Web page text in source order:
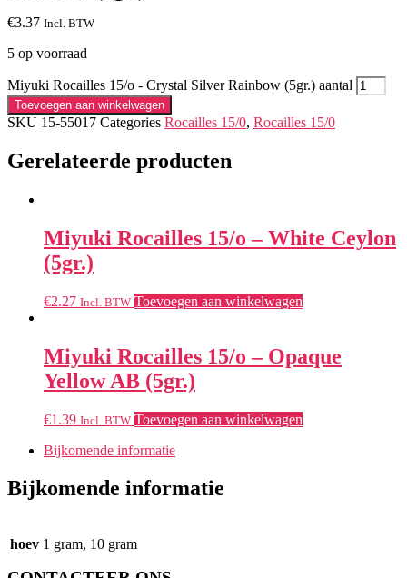
€3.37 Incl. BTW
5 op voorraad
Miyuki Rocailles 15/o - Crystal Silver Rainbow (5gr.) aantal
Toevoegen aan winkelwagen
SKU 15-55017 Categories Rocailles 15/0, Rocailles 15/0
Gerelateerde producten
Miyuki Rocailles 15/o – White Ceylon
(5gr.)
€2.27 Incl. BTW Toevoegen aan winkelwagen
Miyuki Rocailles 15/o – Opaque
Yellow AB (5gr.)
€1.39 Incl. BTW Toevoegen aan winkelwagen
Bijkomende informatie
Bijkomende informatie
hoev 1 gram, 10 gram